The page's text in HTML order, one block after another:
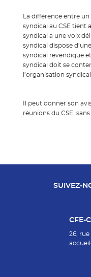
La différence entre
syndical au CSE tient
syndical a une voix
syndical dispose
syndical revendique
syndical doit se
l’organisation
Il peut donner son
réunions du CSE,
SUIVEZ-
CFE-
26, rue